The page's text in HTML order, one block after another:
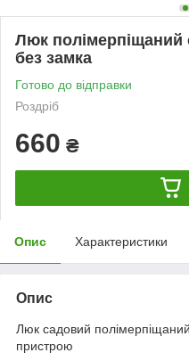
Люк полімерпіщаний
без замка
Готово до відправки
Роздріб
660 ₴
Опис Характеристики
Опис
Люк садовий
пристрою